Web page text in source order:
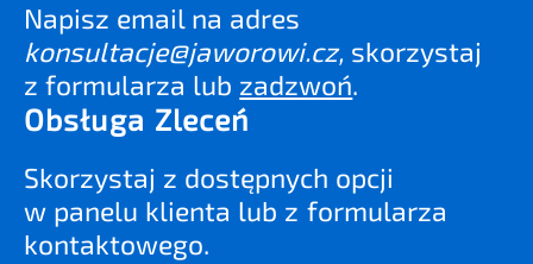
Napisz email na adres
konsultacje@jaworowi.cz, skorzystaj
z formularza lub zadzwoń.
Obsługa Zleceń
Skorzystaj z dostępnych opcji
w panelu klienta lub z formularza
kontaktowego.